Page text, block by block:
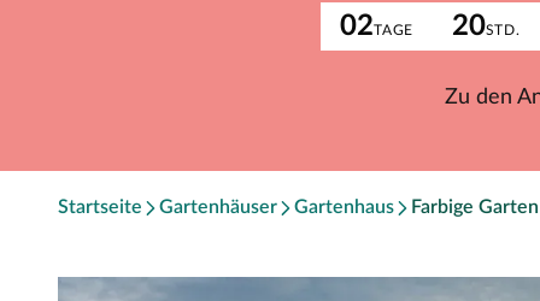
02TAGE 20STD.
Zu den
Startseite Gartenhäuser Gartenhaus Farbige